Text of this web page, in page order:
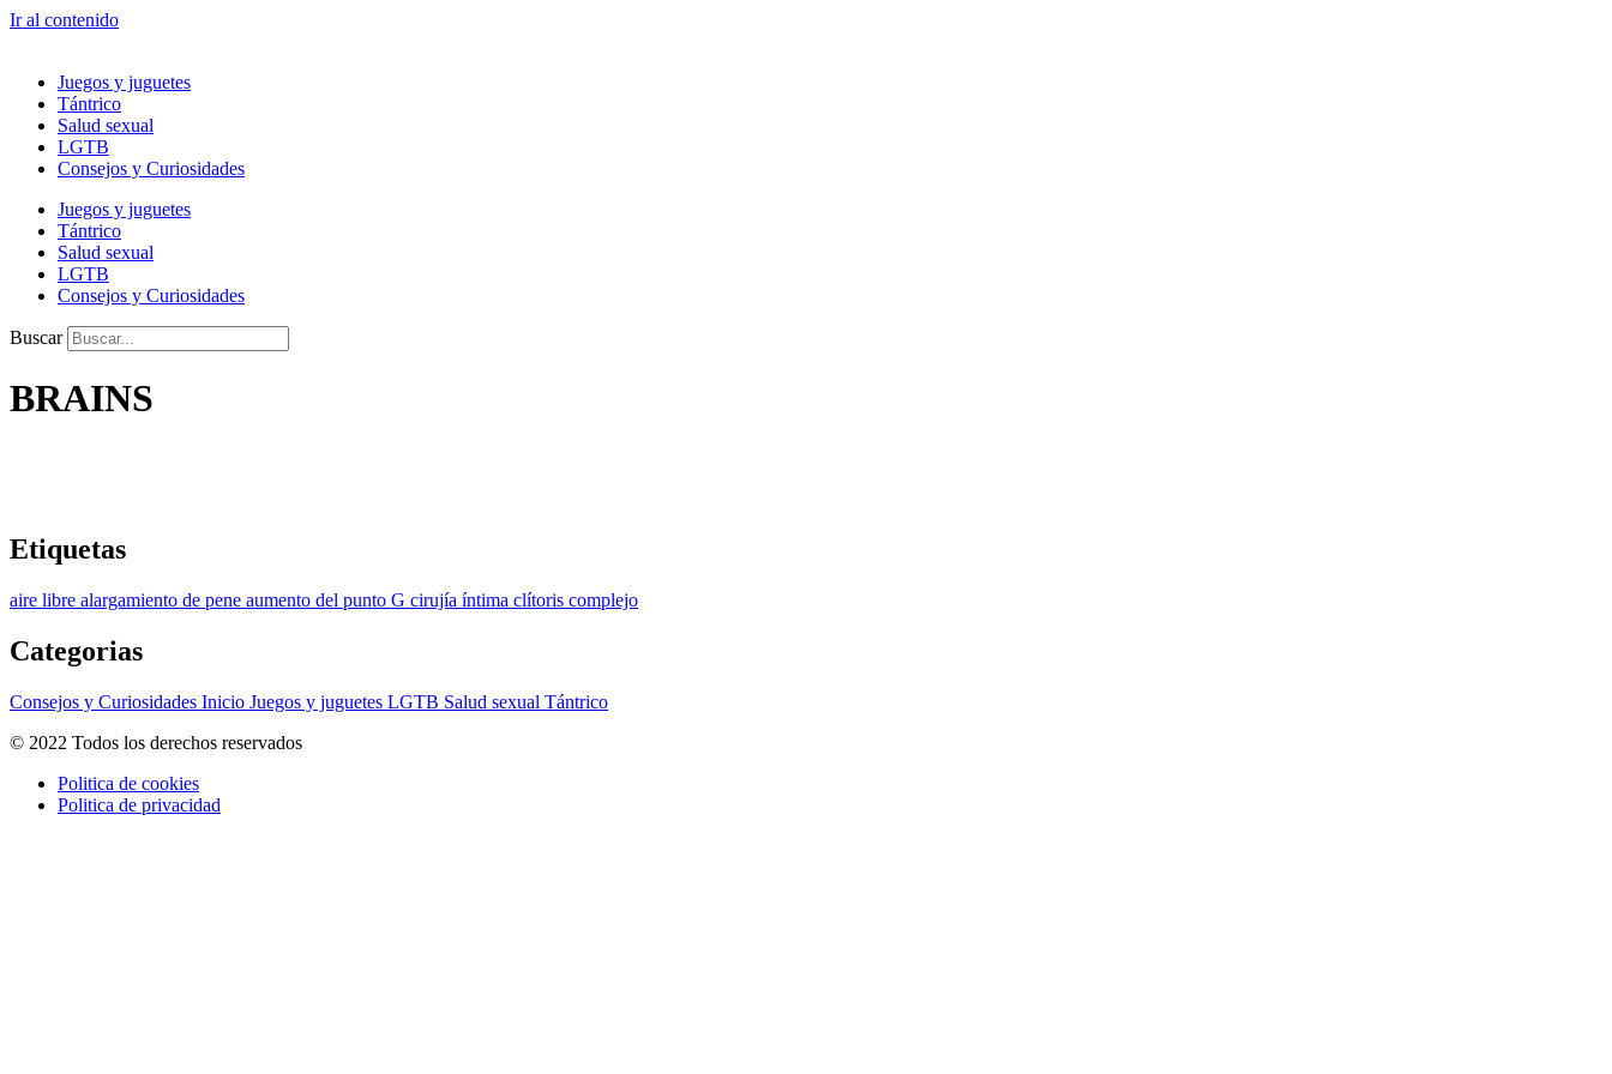
Ir al contenido
Juegos y juguetes
Tántrico
Salud sexual
LGTB
Consejos y Curiosidades
Juegos y juguetes
Tántrico
Salud sexual
LGTB
Consejos y Curiosidades
Buscar
BRAINS
Etiquetas
aire libre alargamiento de pene aumento del punto G cirujía íntima clítoris complejo
Categorias
Consejos y Curiosidades Inicio Juegos y juguetes LGTB Salud sexual Tántrico
© 2022 Todos los derechos reservados
Politica de cookies
Politica de privacidad